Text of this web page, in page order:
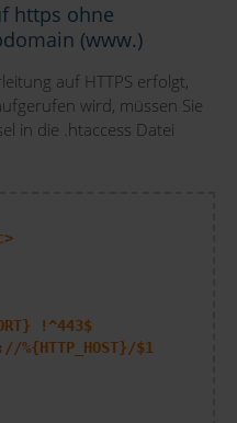
https ohne
(www.)
auf HTTPS erfolgt,
wird, müssen Sie
in die .htaccess Datei
!^443$
$1